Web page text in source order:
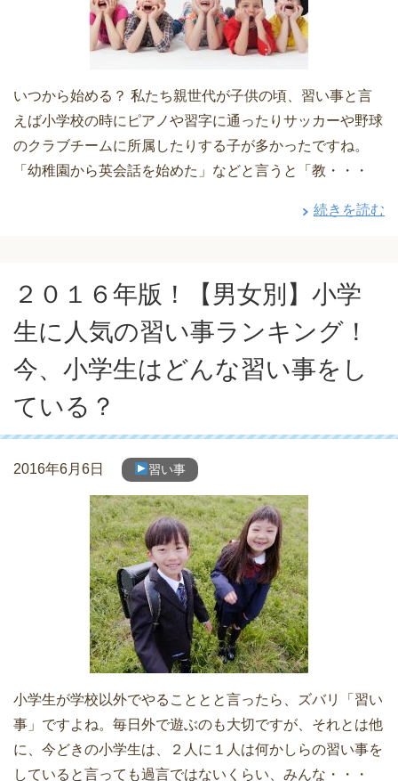
いつから始める？ 私たち親世代が子供の頃、習い事と言
えば小学校の時にピアノや習字に通ったりサッカーや野球
のクラブチームに所属したりする子が多かったですね。
「幼稚園から英会話を始めた」などと言うと「教・・・
続きを読む
２０１６年版！【男女別】小学
生に人気の習い事ランキング！
今、小学生はどんな習い事をし
ている？
2016年6月6日 習い事
小学生が学校以外でやることとと言ったら、ズバリ「習い
事」ですよね。毎日外で遊ぶのも大切ですが、それとは他
に、今どきの小学生は、２人に１人は何かしらの習い事を
していると言っても過言ではないくらい、みんな・・・